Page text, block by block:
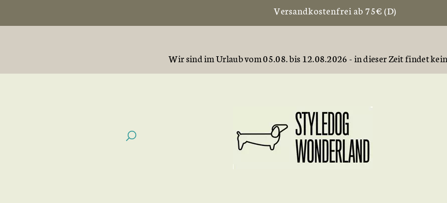
Versandkostenfrei ab 75€ (D)
Wir sind im Urlaub vom 05.08. bis 12.08.2026 - in dieser Zeit findet